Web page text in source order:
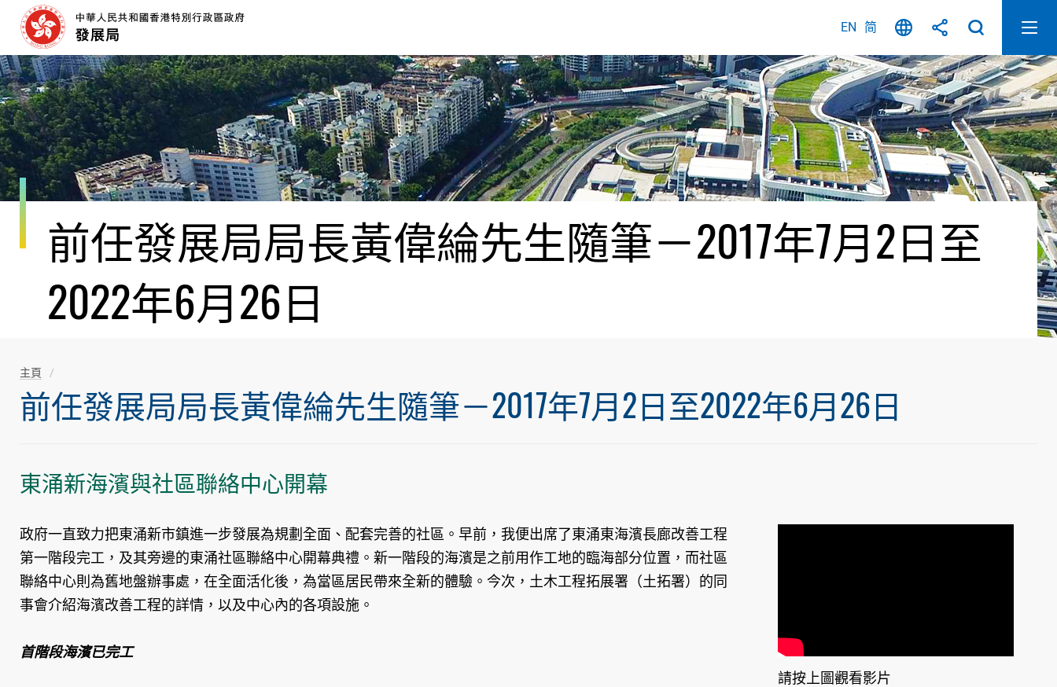
容
開
始
EN 简
前任發展局局長黃偉綸先生隨筆－2017年7月2日至
2022年6月26日
主頁
前任發展局局長黃偉綸先生隨筆－2017年7月2日至2022年6月26日
東涌新海濱與社區聯絡中心開幕
政府一直致力把東涌新市鎮進一步發展為規劃全面、配套完善的社區。早前，我便出席了東涌東海濱長廊改善工程
第一階段完工，及其旁邊的東涌社區聯絡中心開幕典禮。新一階段的海濱是之前用作工地的臨海部分位置，而社區
聯絡中心則為舊地盤辦事處，在全面活化後，為當區居民帶來全新的體驗。今次，土木工程拓展署（土拓署）的同
事會介紹海濱改善工程的詳情，以及中心內的各項設施。
首階段海濱已完工
請按上圖觀看影片